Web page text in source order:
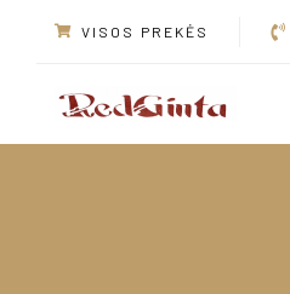
navigation
Skip
VISOS PREKĖS